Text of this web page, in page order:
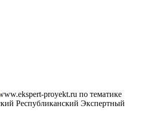
proyekt.ru по тематике
Республиканский Экспертный